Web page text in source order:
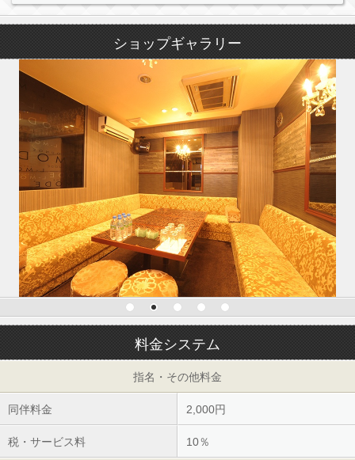
ショップギャラリー
料金システム
指名・その他料金
同伴料金 2,000円
税・サービス料 10％